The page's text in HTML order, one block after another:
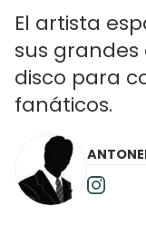
El artista
sus grandes
disco para
fanáticos.